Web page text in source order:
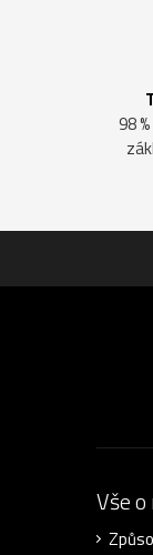
98
Vše